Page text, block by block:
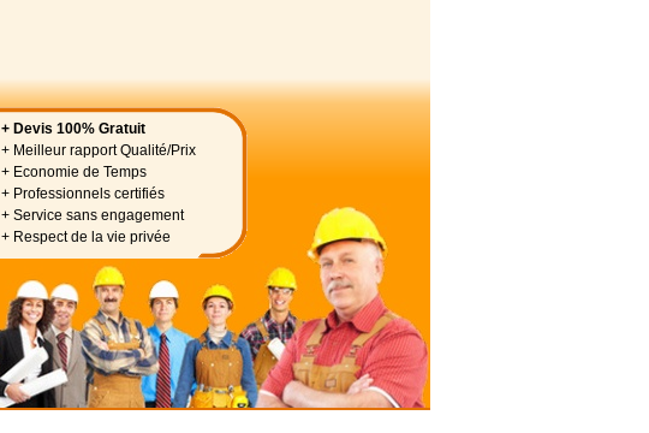
+ Devis 100% Gratuit
+ Meilleur rapport Qualité/Prix
+ Economie de Temps
+ Professionnels certifiés
+ Service sans engagement
+ Respect de la vie privée